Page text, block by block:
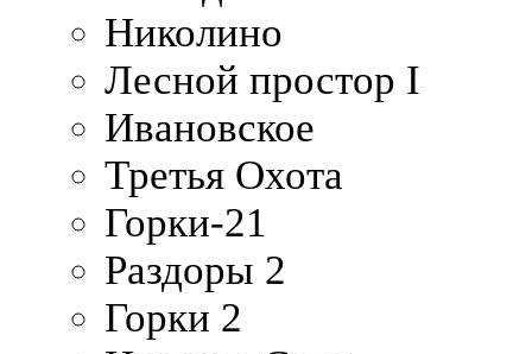
Николино
Лесной простор I
Ивановское
Третья Охота
Горки-21
Раздоры 2
Горки 2